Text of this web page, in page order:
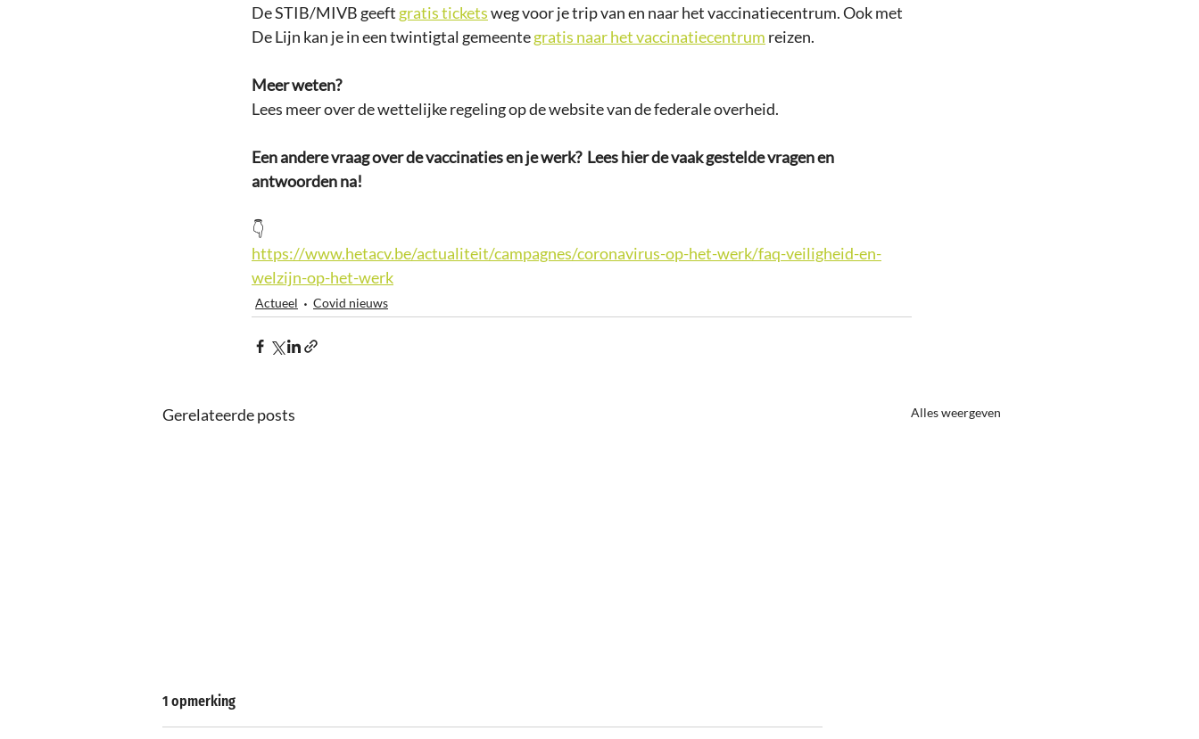
De STIB/MIVB geeft gratis tickets weg voor je trip van en naar het vaccinatiecentrum. Ook met
De Lijn kan je in een twintigtal gemeente gratis naar het vaccinatiecentrum reizen.
Meer weten?
Lees meer over de wettelijke regeling op de website van de federale overheid.
Een andere vraag over de vaccinaties en je werk?  Lees hier de vaak gestelde vragen en
antwoorden na!
👇
https://www.hetacv.be/actualiteit/campagnes/coronavirus-op-het-werk/faq-veiligheid-en-
welzijn-op-het-werk
Actueel Covid nieuws
Gerelateerde posts Alles weergeven
1 opmerking